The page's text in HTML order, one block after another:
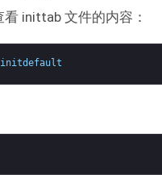
inittab 文件的内容：
initdefault